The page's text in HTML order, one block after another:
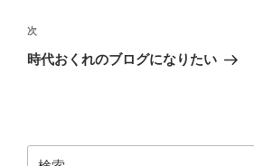
ビ
ゲ
ン
稿
次
の
次
時代おくれのブログになりたい